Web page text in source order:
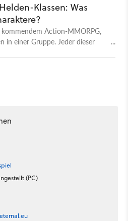
Klassen: Was
Action-MMORPG,
in einer Gruppe. Jeder dieser
(PC)